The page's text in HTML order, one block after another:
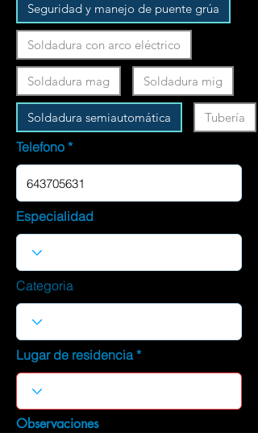
Seguridad y manejo de puente grúa
Soldadura con arco eléctrico
Soldadura mag Soldadura mig
Soldadura semiautomática Tubería
Telefono
Especialidad
Categoria
Lugar de residencia
Observaciones